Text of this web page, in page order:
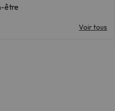
être
Voir tous